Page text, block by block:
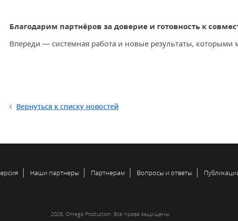
Благодарим партнёров за доверие и готовность к
Впереди — системная работа и новые результаты, которыми
Вернуться к списку новостей
Наши партнеры Партнерам Вопросы и ответы
2026. Omega Production. Все права защищены.